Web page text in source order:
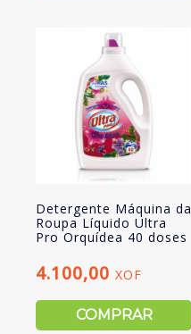
Detergente Máquina da
Roupa Líquido Ultra
Pro Orquídea 40 doses
4.100,00 XOF
COMPRAR